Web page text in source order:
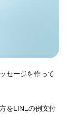
セージを作って
をLINEの例文付